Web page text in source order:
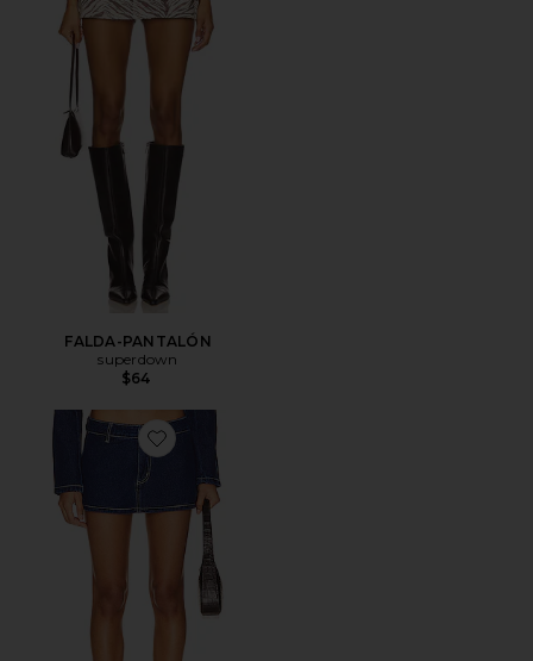
FALDA-PANTALÓN
superdown
$64
Favorite MINIFALDA RHODE